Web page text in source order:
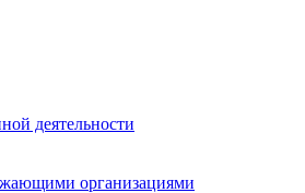
деятельности
организациями